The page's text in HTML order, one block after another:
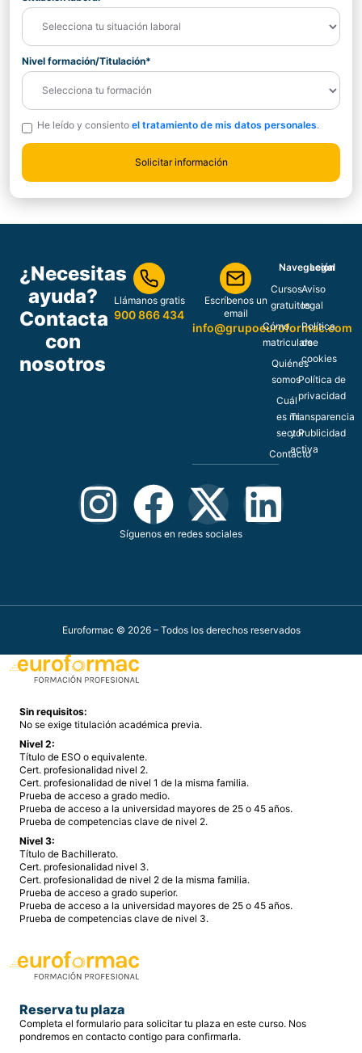
Nivel formación/Titulación*
He leído y consiento el tratamiento de mis datos personales.
¿Necesitas
ayuda?
Contacta
con
nosotros
Llámanos gratis
900 866 434
Escríbenos un
email
info@grupoeuroformac.com
Navegación
Cursos
gratuitos
Cómo
matricularse
Quiénes
somos
Cuál
es mi
sector
Contacto
Legal
Aviso
legal
Política
de
cookies
Política de
privacidad
Transparencia
y Publicidad
activa
Síguenos en redes sociales
Euroformac © 2026 – Todos los derechos reservados
Sin requisitos:
No se exige titulación académica previa.
Nivel 2:
Título de ESO o equivalente.
Cert. profesionalidad nivel 2.
Cert. profesionalidad de nivel 1 de la misma familia.
Prueba de acceso a grado medio.
Prueba de acceso a la universidad mayores de 25 o 45 años.
Prueba de competencias clave de nivel 2.
Nivel 3:
Título de Bachillerato.
Cert. profesionalidad nivel 3.
Cert. profesionalidad de nivel 2 de la misma familia.
Prueba de acceso a grado superior.
Prueba de acceso a la universidad mayores de 25 o 45 años.
Prueba de competencias clave de nivel 3.
Reserva tu plaza
Completa el formulario para solicitar tu plaza en este curso. Nos
pondremos en contacto contigo para confirmarla.